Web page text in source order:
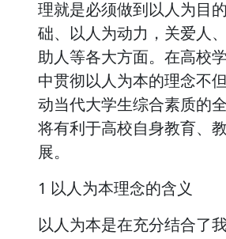
理就是必须做到以人为目
础、以人为动力，关爱人
助人等各大方面。在高校
中贯彻以人为本的理念不
动当代大学生综合素质的
将有利于高校自身教育、
展。
1 以人为本理念的含义
以人为本是在充分结合了